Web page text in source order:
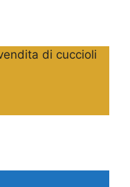
di cuccioli